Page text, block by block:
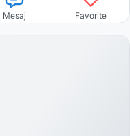
Mesaj Favorite